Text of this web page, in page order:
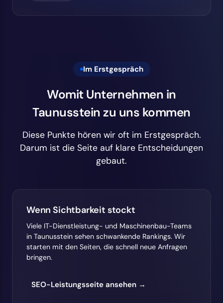
Im Erstgespräch
Womit Unternehmen in
Taunusstein zu uns kommen
Diese Punkte hören wir oft im Erstgespräch.
Darum ist die Seite auf klare Entscheidungen
gebaut.
Wenn Sichtbarkeit stockt
Viele IT-Dienstleistung- und Maschinenbau-Teams
in Taunusstein sehen schwankende Rankings. Wir
starten mit den Seiten, die schnell neue Anfragen
bringen.
SEO-Leistungsseite ansehen →